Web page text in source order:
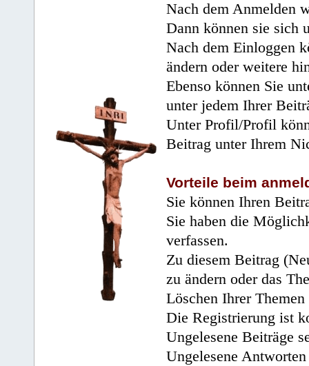
Nach dem Anmelden
Dann können sie sich
Nach dem Einloggen
ändern oder weitere
Ebenso können Sie
unter jedem Ihrer
Unter Profil/Profil
Beitrag unter Ihrem
Vorteile beim
Sie können Ihren
Sie haben die
verfassen.
Zu diesem Beitrag
zu ändern oder das
Löschen Ihrer
Die Registrierung ist
Ungelesene Beiträge
Ungelesene